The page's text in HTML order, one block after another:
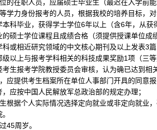
的在职人员，应届硕士毕业生（最迟在入学前
学力身份报考的人员，根据我校的培养目标，
科毕业，获得学士学位6年以上（含6年，从获
硕士学位课程且成绩合格（须提供授课单位成
或相近研究领域的中文核心期刊及以上发表3
以上与报考学科相关的科技成果奖励1项（三
生报考学院教授委员会审核，认为确已达到相
应提供考生档案所在单位人事部门开具的同意
应按中国人民解放军总政治部的规定办理；
根据个人实际情况选择定向就业或非定向就业
45周岁。